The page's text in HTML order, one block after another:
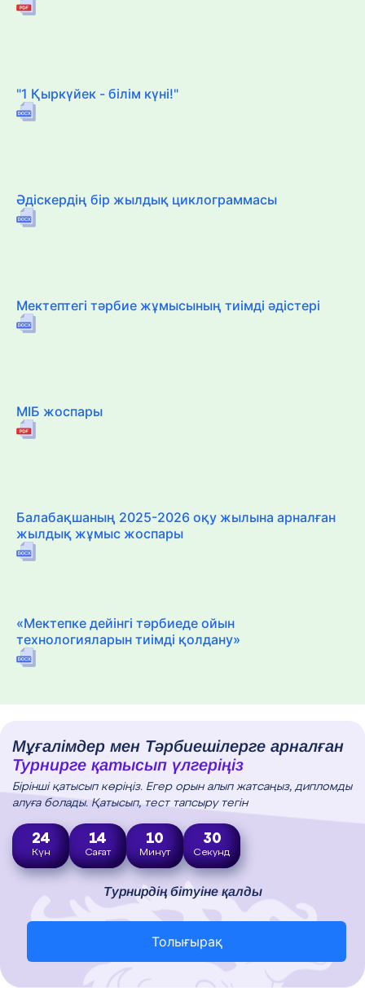
"1 Қыркүйек - білім күні!"
Әдіскердің бір жылдық циклограммасы
Мектептегі тәрбие жұмысының тиімді әдістері
МІБ жоспары
Балабақшаның 2025-2026 оқу жылына арналған
жылдық жұмыс жоспары
«Мектепке дейінгі тәрбиеде ойын
технологияларын тиімді қолдану»
Мұғалімдер мен Тәрбиешілерге арналған
Турнирге қатысып үлгеріңіз
Бірінші қатысып көріңіз. Егер орын алып жатсаңыз, дипломды
алуға болады. Қатысып, тест тапсыру тегін
24
Күн
14
Сағат
10
Минут
29
Секунд
Турнирдің бітуіне қалды
Толығырақ